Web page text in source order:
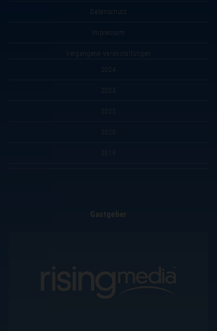
Datenschutz
Impressum
Vergangene Veranstaltungen
2024
2023
2022
2020
2019
Gastgeber